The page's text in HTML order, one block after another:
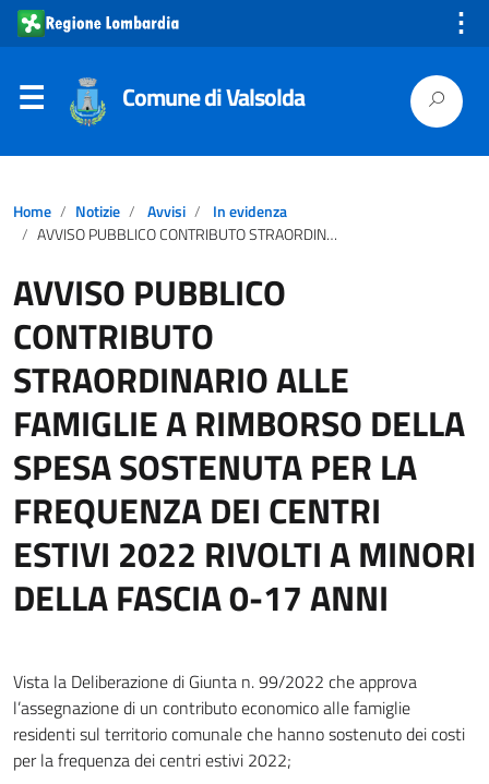
⋮
Comune di Valsolda
Home Notizie Avvisi
In evidenza
AVVISO PUBBLICO CONTRIBUTO STRAORDINARIO ALLE FAMIGLIE A RIMBORSO DELLA SPESA SOSTENUTA PER LA FREQUENZA DEI CENTRI ESTIVI 2022 RIVOLTI A MINORI DELLA FASCIA 0-17 ANNI
AVVISO PUBBLICO
CONTRIBUTO
STRAORDINARIO ALLE
FAMIGLIE A RIMBORSO DELLA
SPESA SOSTENUTA PER LA
FREQUENZA DEI CENTRI
ESTIVI 2022 RIVOLTI A MINORI
DELLA FASCIA 0-17 ANNI
Vista la Deliberazione di Giunta n. 99/2022 che approva
l’assegnazione di un contributo economico alle famiglie
residenti sul territorio comunale che hanno sostenuto dei costi
per la frequenza dei centri estivi 2022;